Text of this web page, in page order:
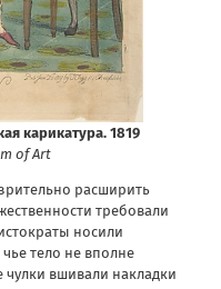
карикатура. 1819
of Art
расширить
требовали
носили
тело не вполне
чулки вшивали накладки